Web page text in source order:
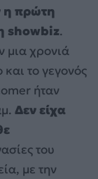
η πρώτη
showbiz.
μια χρονιά
το γεγονός
ήταν
Δεν είχα
του
με την